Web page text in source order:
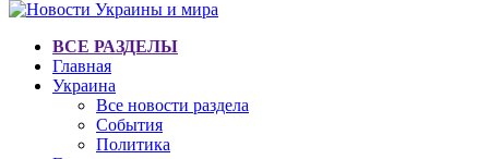
ВСЕ РАЗДЕЛЫ
Главная
Украина
Все новости раздела
События
Политика